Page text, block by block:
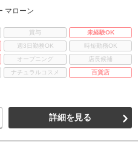
マローン
賞与
未経験OK
週3日勤務OK
時短勤務OK
オープニング
店長候補
ナチュラルコスメ 百貨店
詳細を見る